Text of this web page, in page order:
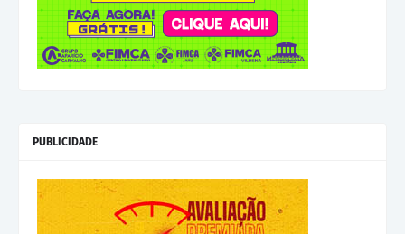
PUBLICIDADE